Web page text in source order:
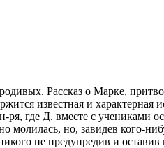
Рассказ о Марке,
известная и характерная
где Д. вместе с учениками
но, завидев кого-
не предупредив и оставив